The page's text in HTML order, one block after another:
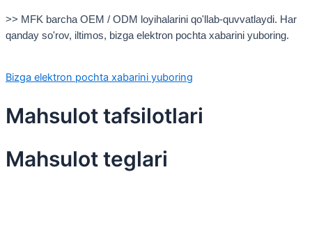
>> MFK barcha OEM / ODM loyihalarini qo'llab-quvvatlaydi. Har
qanday so'rov, iltimos, bizga elektron pochta xabarini yuboring.
Bizga elektron pochta xabarini yuboring
Mahsulot tafsilotlari
Mahsulot teglari